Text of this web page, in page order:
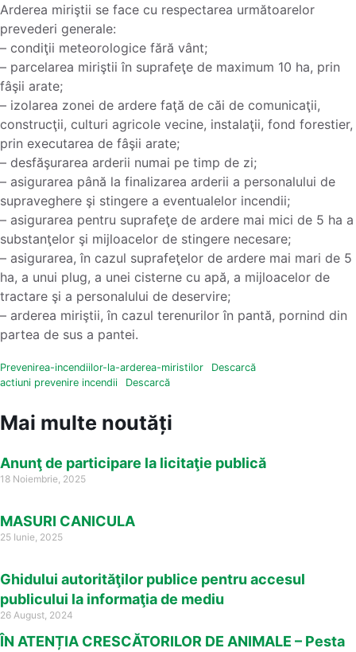
Arderea miriştii se face cu respectarea următoarelor
prevederi generale:
– condiţii meteorologice fără vânt;
– parcelarea miriştii în suprafeţe de maximum 10 ha, prin
fâşii arate;
– izolarea zonei de ardere faţă de căi de comunicaţii,
construcţii, culturi agricole vecine, instalaţii, fond forestier,
prin executarea de fâşii arate;
– desfăşurarea arderii numai pe timp de zi;
– asigurarea până la finalizarea arderii a personalului de
supraveghere şi stingere a eventualelor incendii;
– asigurarea pentru suprafeţe de ardere mai mici de 5 ha a
substanţelor şi mijloacelor de stingere necesare;
– asigurarea, în cazul suprafeţelor de ardere mai mari de 5
ha, a unui plug, a unei cisterne cu apă, a mijloacelor de
tractare şi a personalului de deservire;
– arderea miriştii, în cazul terenurilor în pantă, pornind din
partea de sus a pantei.
Prevenirea-incendiilor-la-arderea-miristilor
Descarcă
actiuni prevenire incendii
Descarcă
Mai multe noutăți
Anunţ de participare la licitaţie publică
18 Noiembrie, 2025
MASURI CANICULA
25 Iunie, 2025
Ghidului autorităţilor publice pentru accesul
publicului la informaţia de mediu
26 August, 2024
ÎN ATENȚIA CRESCĂTORILOR DE ANIMALE – Pesta